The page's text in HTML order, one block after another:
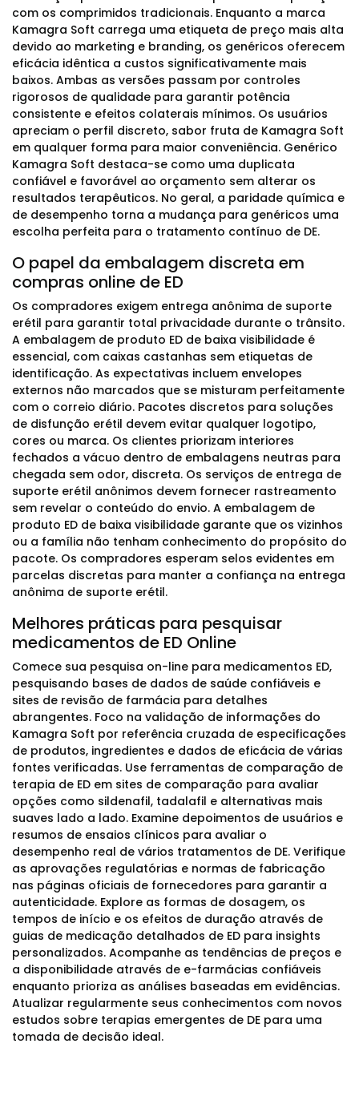
com os comprimidos tradicionais. Enquanto a marca
Kamagra Soft carrega uma etiqueta de preço mais alta
devido ao marketing e branding, os genéricos oferecem
eficácia idêntica a custos significativamente mais
baixos. Ambas as versões passam por controles
rigorosos de qualidade para garantir potência
consistente e efeitos colaterais mínimos. Os usuários
apreciam o perfil discreto, sabor fruta de Kamagra Soft
em qualquer forma para maior conveniência. Genérico
Kamagra Soft destaca-se como uma duplicata
confiável e favorável ao orçamento sem alterar os
resultados terapêuticos. No geral, a paridade química e
de desempenho torna a mudança para genéricos uma
escolha perfeita para o tratamento contínuo de DE.
O papel da embalagem discreta em
compras online de ED
Os compradores exigem entrega anônima de suporte
erétil para garantir total privacidade durante o trânsito.
A embalagem de produto ED de baixa visibilidade é
essencial, com caixas castanhas sem etiquetas de
identificação. As expectativas incluem envelopes
externos não marcados que se misturam perfeitamente
com o correio diário. Pacotes discretos para soluções
de disfunção erétil devem evitar qualquer logotipo,
cores ou marca. Os clientes priorizam interiores
fechados a vácuo dentro de embalagens neutras para
chegada sem odor, discreta. Os serviços de entrega de
suporte erétil anônimos devem fornecer rastreamento
sem revelar o conteúdo do envio. A embalagem de
produto ED de baixa visibilidade garante que os vizinhos
ou a família não tenham conhecimento do propósito do
pacote. Os compradores esperam selos evidentes em
parcelas discretas para manter a confiança na entrega
anônima de suporte erétil.
Melhores práticas para pesquisar
medicamentos de ED Online
Comece sua pesquisa on-line para medicamentos ED,
pesquisando bases de dados de saúde confiáveis e
sites de revisão de farmácia para detalhes
abrangentes. Foco na validação de informações do
Kamagra Soft por referência cruzada de especificações
de produtos, ingredientes e dados de eficácia de várias
fontes verificadas. Use ferramentas de comparação de
terapia de ED em sites de comparação para avaliar
opções como sildenafil, tadalafil e alternativas mais
suaves lado a lado. Examine depoimentos de usuários e
resumos de ensaios clínicos para avaliar o
desempenho real de vários tratamentos de DE. Verifique
as aprovações regulatórias e normas de fabricação
nas páginas oficiais de fornecedores para garantir a
autenticidade. Explore as formas de dosagem, os
tempos de início e os efeitos de duração através de
guias de medicação detalhados de ED para insights
personalizados. Acompanhe as tendências de preços e
a disponibilidade através de e-farmácias confiáveis
enquanto prioriza as análises baseadas em evidências.
Atualizar regularmente seus conhecimentos com novos
estudos sobre terapias emergentes de DE para uma
tomada de decisão ideal.